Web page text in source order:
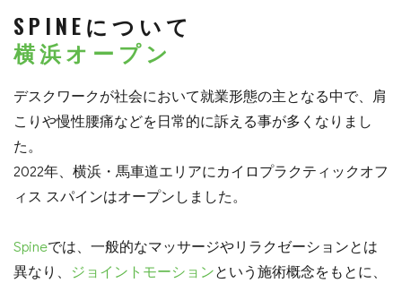
SPINEについて
横浜オープン
デスクワークが社会において就業形態の主となる中で、肩
こりや慢性腰痛などを日常的に訴える事が多くなりまし
た。
2022年、横浜・馬車道エリアにカイロプラクティックオフ
ィス スパインはオープンしました。
Spineでは、一般的なマッサージやリラクゼーションとは
異なり、 ジョイントモーションという施術概念をもとに、